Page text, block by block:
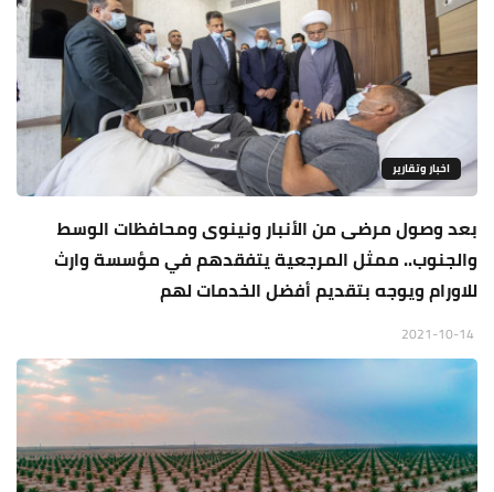
اخبار وتقارير
بعد وصول مرضى من الأنبار ونينوى ومحافظات الوسط
والجنوب.. ممثل المرجعية يتفقدهم في مؤسسة وارث
للاورام ويوجه بتقديم أفضل الخدمات لهم